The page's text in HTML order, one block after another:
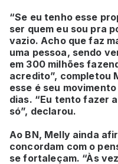
“Se eu tenho esse
ser quem eu sou pra
vazio. Acho que faz
uma pessoa, sendo
em 300 milhões
acredito”, completou
esse é seu
dias. “Eu tento fazer
só”, declarou.
Ao BN, Melly ainda
concordam com o
se fortaleçam. “Às